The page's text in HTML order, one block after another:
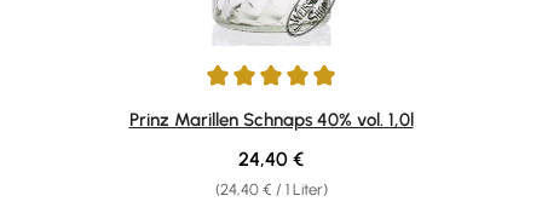
Durchschnittliche Bewertung von 4.89 von 5 Sternen
Prinz Marillen Schnaps 40% vol. 1,0l
(24,40 € / 1 Liter)
Regulärer Preis:
24,40 €